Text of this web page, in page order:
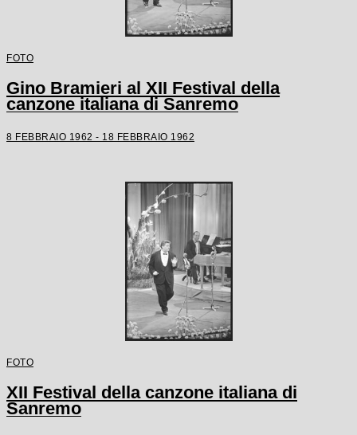
FOTO
Gino Bramieri al XII Festival della
canzone italiana di Sanremo
8 FEBBRAIO 1962 - 18 FEBBRAIO 1962
FOTO
XII Festival della canzone italiana di
Sanremo